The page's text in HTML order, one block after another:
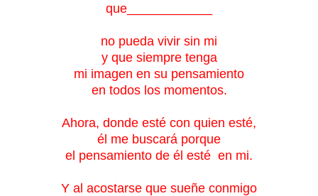
que____________
no pueda vivir sin mi
y que siempre tenga
mi imagen en su pensamiento
en todos los momentos.
Ahora, donde esté con quien esté,
él me buscará porque
el pensamiento de él esté en mi.
Y al acostarse que sueñe conmigo